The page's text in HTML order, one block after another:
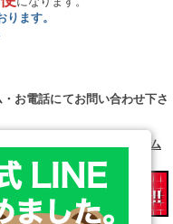
ます。
お電話にてお問い合わせ下さ
お問い合わせフォーム